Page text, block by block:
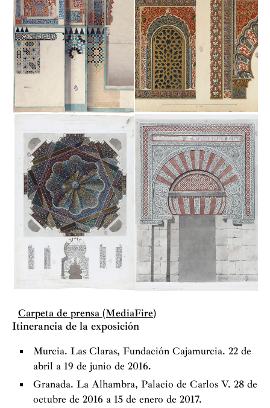
Carpeta de prensa (MediaFire)
Itinerancia de la exposición
Murcia. Las Claras, Fundación Cajamurcia. 22 de
abril a 19 de junio de 2016.
Granada. La Alhambra, Palacio de Carlos V. 28 de
octubre de 2016 a 15 de enero de 2017.